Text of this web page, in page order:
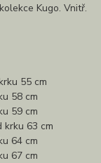
Kugo. Vnitř.
55 cm
58 cm
59 cm
krku 63 cm
64 cm
67 cm